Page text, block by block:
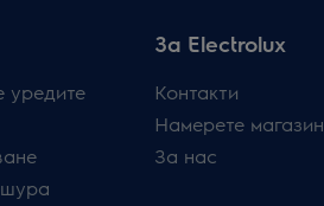
уредите
За Electrolux
Контакти
Намерете магазин
За нас